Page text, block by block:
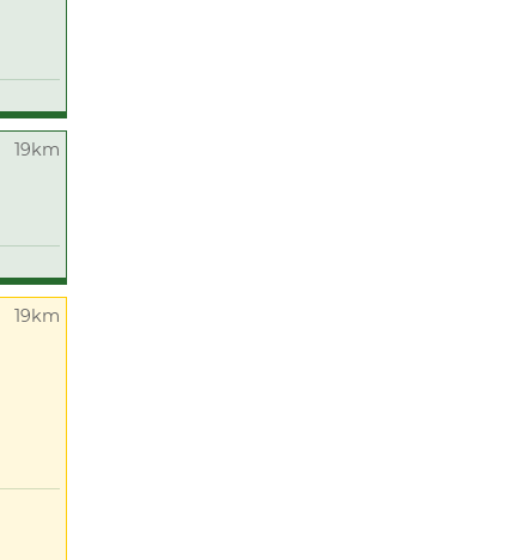
19km
19km